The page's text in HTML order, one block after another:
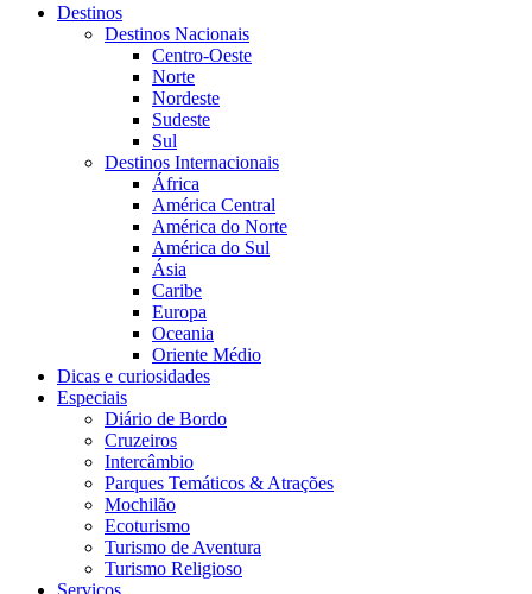
Destinos
Destinos Nacionais
Centro-Oeste
Norte
Nordeste
Sudeste
Sul
Destinos Internacionais
África
América Central
América do Norte
América do Sul
Ásia
Caribe
Europa
Oceania
Oriente Médio
Dicas e curiosidades
Especiais
Diário de Bordo
Cruzeiros
Intercâmbio
Parques Temáticos & Atrações
Mochilão
Ecoturismo
Turismo de Aventura
Turismo Religioso
Serviços